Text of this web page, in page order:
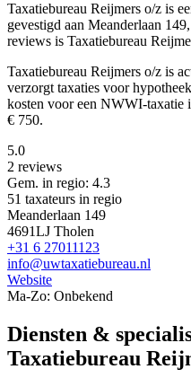
Taxatiebureau Reijmers o/z is
gevestigd aan Meanderlaan
reviews is Taxatiebureau
Taxatiebureau Reijmers o/z is
verzorgt taxaties voor
kosten voor een NWWI-taxatie
€ 750.
5.0
2 reviews
Gem. in regio: 4.3
51 taxateurs in regio
Meanderlaan 149
4691LJ Tholen
+31 6 27011123
info@uwtaxatiebureau.nl
Website
Ma-Zo: Onbekend
Diensten &
Taxatiebureau